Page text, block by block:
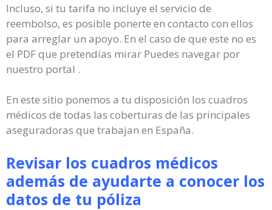
Incluso, si tu tarifa no incluye el servicio de
reembolso, es posible ponerte en contacto con ellos
para arreglar un apoyo. En el caso de que este no es
el PDF que pretendías mirar Puedes navegar por
nuestro portal .
En este sitio ponemos a tu disposición los cuadros
médicos de todas las coberturas de las principales
aseguradoras que trabajan en España.
Revisar los cuadros médicos
además de ayudarte a conocer los
datos de tu póliza